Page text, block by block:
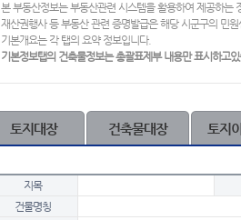
본 부동산정보는 부동산관련 시스템을 활용하여 제공하는
재산권행사 등 부동산 관련 증명발급은 해당 시군구의 민
기본개요는 각 탭의 요약 정보입니다.
기본정보탭의 건축물정보는 총괄표제부 내용만 표시하고
토지대장 건축물대장 토지
지목
건물명칭